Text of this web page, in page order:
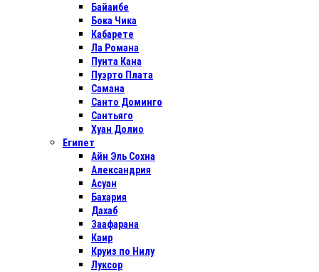
Байаибе
Бока Чика
Кабарете
Ла Романа
Пунта Кана
Пуэрто Плата
Самана
Санто Доминго
Сантьяго
Хуан Долио
Египет
Айн Эль Сохна
Александрия
Асуан
Бахария
Дахаб
Заафарана
Каир
Круиз по Нилу
Луксор